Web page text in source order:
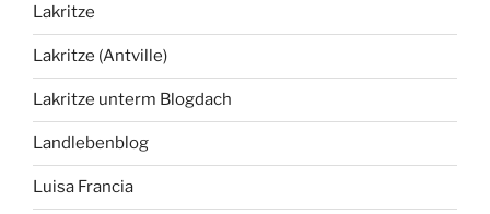
Lakritze
Lakritze (Antville)
Lakritze unterm Blogdach
Landlebenblog
Luisa Francia